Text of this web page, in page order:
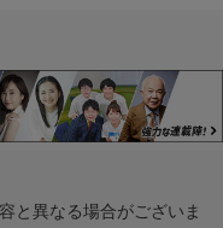
と異なる場合がございま